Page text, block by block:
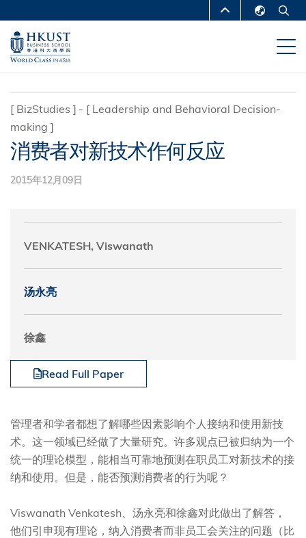
到
主
MORE ABOUT HKUST
UNIVERSITY NEWS
DEPARTMENTS A-Z
MAP & DIRECTIONS
FACULTY PROFILES ABOUT HKUST
[ BizStudies ] [ Leadership and Behavioral Decision-
making ]
消费者对新技术作何反应
2015年12月09日
VENKATESH, Viswanath
汤永亮
徐鑫
Read Full Paper
管理者和学者都想了解哪些因素影响个人接纳和使用新技
术。这一领域已经做了大量研究。许多观点已被归纳为一个
统一的理论模型，能相当可靠地预测在职员工对新技术的接
纳和使用。但是，能否预测消费者的行为呢？
Viswanath Venkatesh、汤永亮和徐鑫对此做出了解答，
他们引申现有理论，纳入消费者而非员工会关注的问题（比